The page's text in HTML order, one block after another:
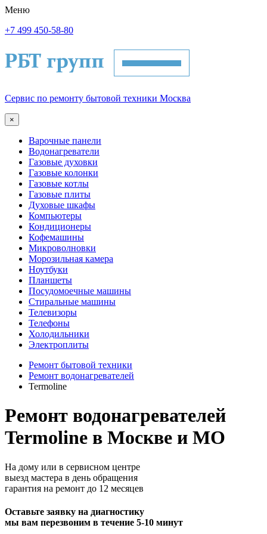
Меню
+7 499 450-58-80
Сервис по ремонту бытовой техники Москва
×
Варочные панели
Водонагреватели
Газовые духовки
Газовые колонки
Газовые котлы
Газовые плиты
Духовые шкафы
Компьютеры
Кондиционеры
Кофемашины
Микроволновки
Морозильная камера
Ноутбуки
Планшеты
Посудомоечные машины
Стиральные машины
Телевизоры
Телефоны
Холодильники
Электроплиты
Ремонт бытовой техники
Ремонт водонагревателей
Termoline
Ремонт водонагревателей
Termoline в Москве и МО
На дому или в сервисном центре
выезд мастера в день обращения
гарантия на ремонт до 12 месяцев
Оставьте заявку на диагностику
мы вам перезвоним в течение 5-10 минут